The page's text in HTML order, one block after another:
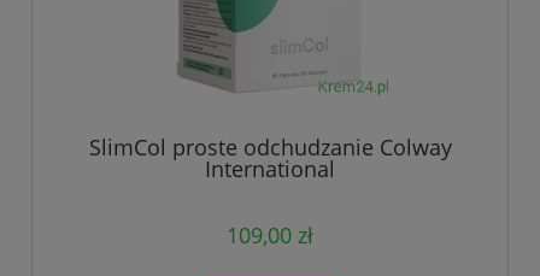
SlimCol proste odchudzanie Colway
International
109,00 zł